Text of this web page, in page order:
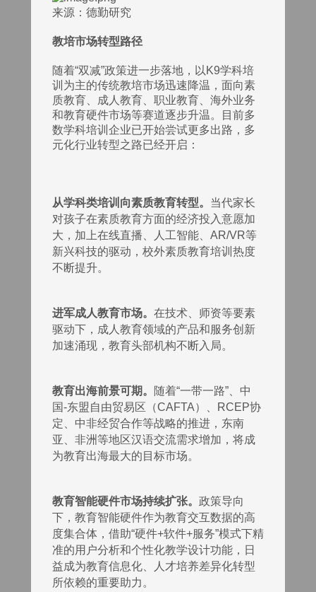
来源：德勤研究
教培市场转型路径
随着“双减”政策进一步落地，以K9学科培
训为主的传统教培市场迅速降温，面向素
质教育、成人教育、职业教育、海外业务
和教育硬件市场等赛道逐步升温。目前多
数学科培训企业已开始尝试更多出路，多
元化行业转型之路已经开启：
从学科类培训向素质教育转型。 当代家长
对孩子在素质教育方面的经济投入意愿加
大，加上在线直播、人工智能、AR/VR等
新兴科技的驱动，校外素质教育培训热度
不断提升。
进军成人教育市场。 在技术、师资等要素
驱动下，成人教育领域的产品和服务创新
加速涌现，教育头部机构不断入局。
教育出海前景可期。
随着“一带一路”、中
国-东盟自由贸易区（CAFTA）、RCEP协
定、中非经贸合作等战略的推进，东南
亚、非洲等地区汉语交流需求增加，将成
为教育出海最大的目标市场。
教育智能硬件市场持续扩张。 政策导向
下，教育智能硬件作为教育交互数据的高
度集合体，借助“硬件+软件+服务”模式下精
准的用户分析和个性化教学设计功能，日
益成为教育信息化、人才培养差异化转型
所依赖的重要助力。